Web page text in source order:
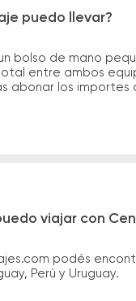
puedo llevar?
bolso de mano
entre ambos
abonar los importes
viajar con
podés
Perú y Uruguay.